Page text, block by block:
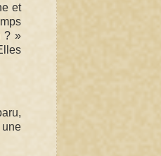
et
? »
une